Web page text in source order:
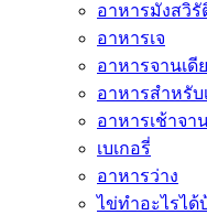
อาหารมังสวิรั
อาหารเจ
อาหารจานเดี
อาหารสำหรับ
อาหารเช้าจา
เบเกอรี่
อาหารว่าง
ไข่ทำอะไรได้